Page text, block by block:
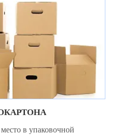
в упаковочной